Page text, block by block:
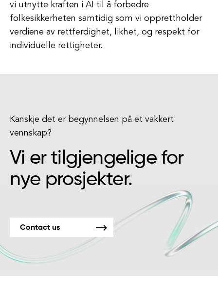
vi utnytte kraften i AI til å forbedre
folkesikkerheten samtidig som vi opprettholder
verdiene av rettferdighet, likhet, og respekt for
individuelle rettigheter.
Kanskje det er begynnelsen på et vakkert
vennskap?
Vi er tilgjengelige for
nye prosjekter.
Contact us